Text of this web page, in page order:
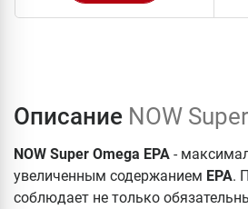
Описание NOW
NOW Super Omega EPA -
увеличенным содержанием ЕРА.
соблюдает не только